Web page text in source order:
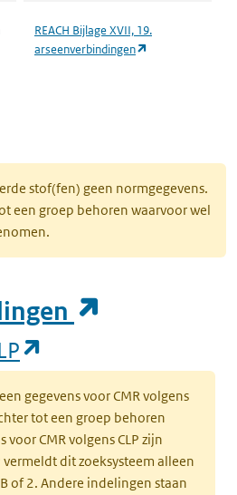
REACH Bijlage XVII, 19.
arseenverbindingen
stof(fen) geen normgegevens.
een groep behoren waarvoor wel
gegevens voor CMR volgens
tot een groep behoren
CMR volgens CLP zijn
dit zoeksysteem alleen
of 2. Andere indelingen staan